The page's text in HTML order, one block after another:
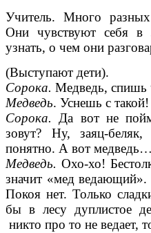
Учитель. Много
Они чувствуют себя в
узнать, о чем они
(Выступают дети).
Сорока. Медведь, спишь
Медведь. Уснешь с такой!
Сорока. Да вот не
зовут? Ну, заяц-
понятно. А вот
Медведь. Охо-хо!
значит «мед
Покоя нет. Только
бы в лесу дуплистое
никто про то не ведает,